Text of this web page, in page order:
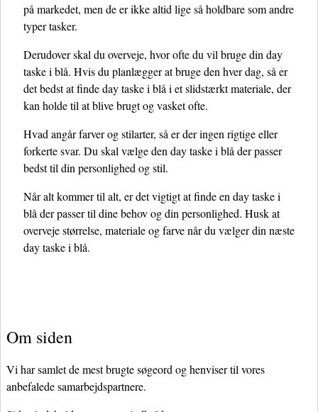
på markedet, men de er ikke altid lige så holdbare som andre
typer tasker.
Derudover skal du overveje, hvor ofte du vil bruge din day
taske i blå. Hvis du planlægger at bruge den hver dag, så er
det bedst at finde day taske i blå i et slidstærkt materiale, der
kan holde til at blive brugt og vasket ofte.
Hvad angår farver og stilarter, så er der ingen rigtige eller
forkerte svar. Du skal vælge den day taske i blå der passer
bedst til din personlighed og stil.
Når alt kommer til alt, er det vigtigt at finde en day taske i
blå der passer til dine behov og din personlighed. Husk at
overveje størrelse, materiale og farve når du vælger din næste
day taske i blå.
Om siden
Vi har samlet de mest brugte søgeord og henviser til vores
anbefalede samarbejdspartnere.